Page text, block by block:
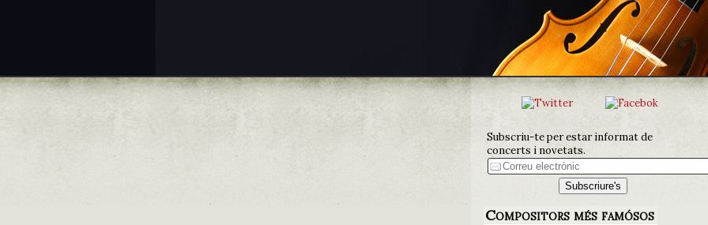
Subscriu-te per estar informat de
concerts i novetats.
Compositors més famósos